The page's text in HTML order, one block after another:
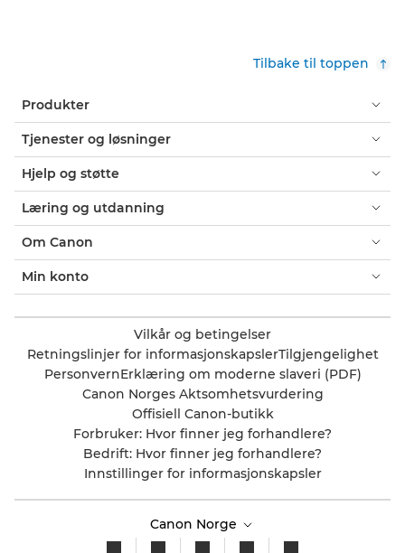
Tilbake til toppen
Produkter
Tjenester og løsninger
Hjelp og støtte
Læring og utdanning
Om Canon
Min konto
Vilkår og betingelser
Retningslinjer for informasjonskapslerTilgjengelighet
PersonvernErklæring om moderne slaveri (PDF)
Canon Norges Aktsomhetsvurdering
Offisiell Canon-butikk
Forbruker: Hvor finner jeg forhandlere?
Bedrift: Hvor finner jeg forhandlere?
Innstillinger for informasjonskapsler
Canon Norge